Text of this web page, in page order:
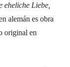
eheliche Liebe,
alemán es obra
original en